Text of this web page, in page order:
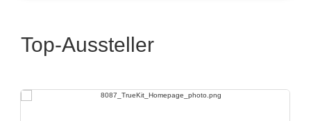
Top-Aussteller